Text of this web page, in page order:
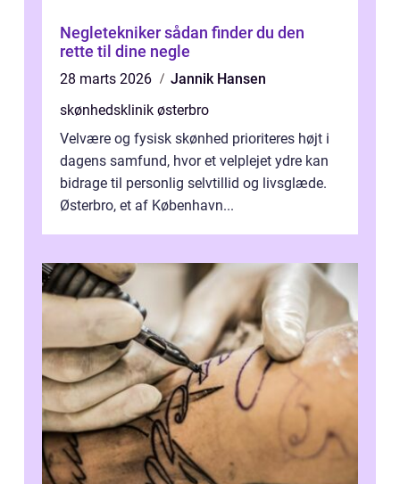
Negletekniker sådan finder du den
rette til dine negle
28 marts 2026
Jannik Hansen
skønhedsklinik østerbro
Velvære og fysisk skønhed prioriteres højt i
dagens samfund, hvor et velplejet ydre kan
bidrage til personlig selvtillid og livsglæde.
Østerbro, et af København...